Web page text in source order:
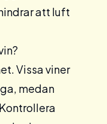
att luft
Vissa viner
medan